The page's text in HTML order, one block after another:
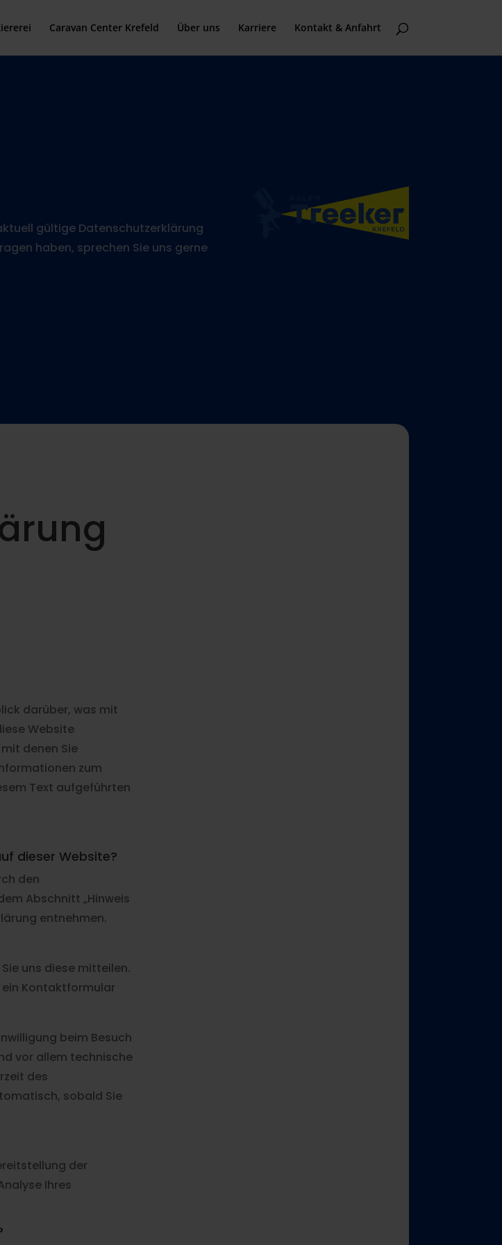
Caravan Center Krefeld Über uns Karriere Kontakt & Anfahrt
gültige Datenschutzerklärung
haben, sprechen Sie uns gerne
darüber, was mit
Website
denen Sie
zum
Text aufgeführten
dieser Website?
den
Abschnitt „Hinweis
entnehmen.
uns diese mitteilen.
ein Kontaktformular
beim Besuch
vor allem technische
des
sobald Sie
der
Ihres